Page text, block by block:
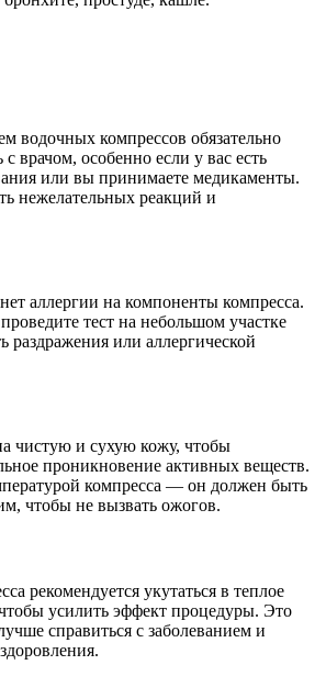
водочных компрессов обязательно
с врачом, особенно если у вас есть
или вы принимаете медикаменты.
нежелательных реакций и
аллергии на компоненты компресса.
тест на небольшом участке
раздражения или аллергической
чистую и сухую кожу, чтобы
проникновение активных веществ.
компресса — он должен быть
чтобы не вызвать ожогов.
рекомендуется укутаться в теплое
усилить эффект процедуры. Это
справиться с заболеванием и